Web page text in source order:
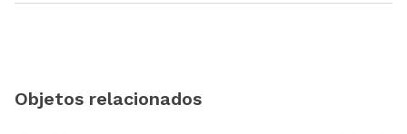
Objetos relacionados